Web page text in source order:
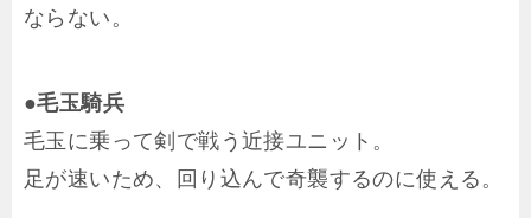
ならない。
●毛玉騎兵
毛玉に乗って剣で戦う近接ユニット。
足が速いため、回り込んで奇襲するのに使える。